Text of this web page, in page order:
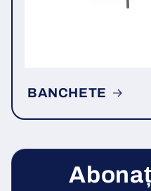
BANCHETE